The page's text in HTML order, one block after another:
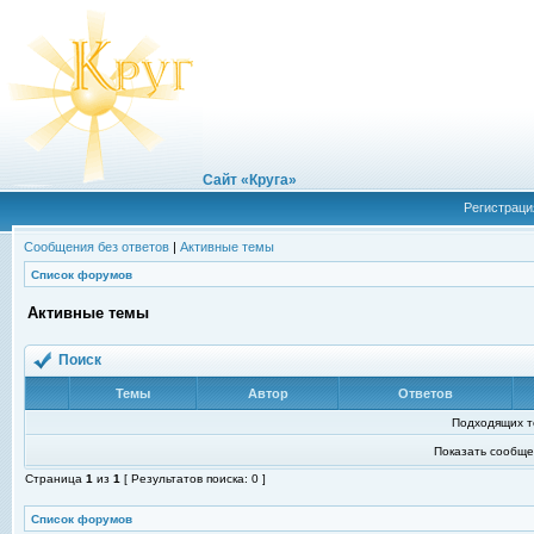
Сайт «Круга»
Сообщения без ответов | Активные темы
Список форумов
Активные темы
Поиск
Темы Автор Ответов
Подходящих
Показать
Страница 1 из 1 [ Результатов поиска: 0 ]
Список форумов